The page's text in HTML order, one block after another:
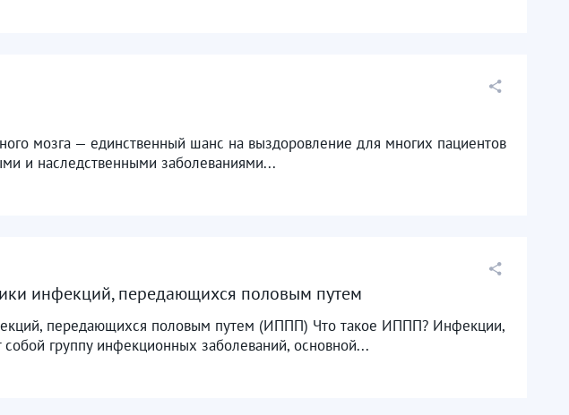
мозга — единственный шанс на выздоровление для многих пациентов
и наследственными заболеваниями...
инфекций, передающихся половым путем
передающихся половым путем (ИППП) Что такое ИППП? Инфекции,
группу инфекционных заболеваний, основной...